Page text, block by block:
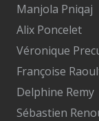
Manjola Pniqaj
Alix Poncelet
Véronique
Françoise
Delphine Remy
Sébastien